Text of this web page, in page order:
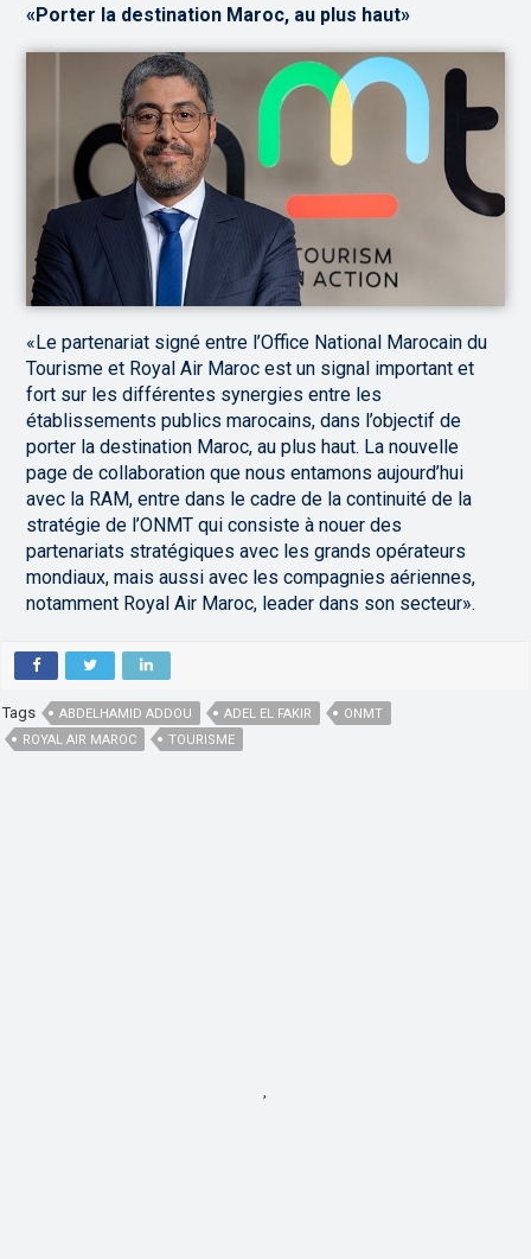
«Porter la destination Maroc, au plus haut»
«Le partenariat signé entre l’Office National Marocain du
Tourisme et Royal Air Maroc est un signal important et
fort sur les différentes synergies entre les
établissements publics marocains, dans l’objectif de
porter la destination Maroc, au plus haut. La nouvelle
page de collaboration que nous entamons aujourd’hui
avec la RAM, entre dans le cadre de la continuité de la
stratégie de l’ONMT qui consiste à nouer des
partenariats stratégiques avec les grands opérateurs
mondiaux, mais aussi avec les compagnies aériennes,
notamment Royal Air Maroc, leader dans son secteur».
Tags ABDELHAMID ADDOU ADEL EL FAKIR
ONMT
ROYAL AIR MAROC
TOURISME
,